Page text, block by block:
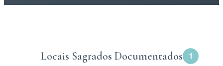
Locais Sagrados Documentados 1